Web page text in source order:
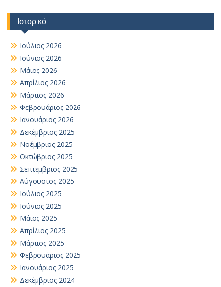
Ιστορικό
Ιούλιος 2026
Ιούνιος 2026
Μάιος 2026
Απρίλιος 2026
Μάρτιος 2026
Φεβρουάριος 2026
Ιανουάριος 2026
Δεκέμβριος 2025
Νοέμβριος 2025
Οκτώβριος 2025
Σεπτέμβριος 2025
Αύγουστος 2025
Ιούλιος 2025
Ιούνιος 2025
Μάιος 2025
Απρίλιος 2025
Μάρτιος 2025
Φεβρουάριος 2025
Ιανουάριος 2025
Δεκέμβριος 2024